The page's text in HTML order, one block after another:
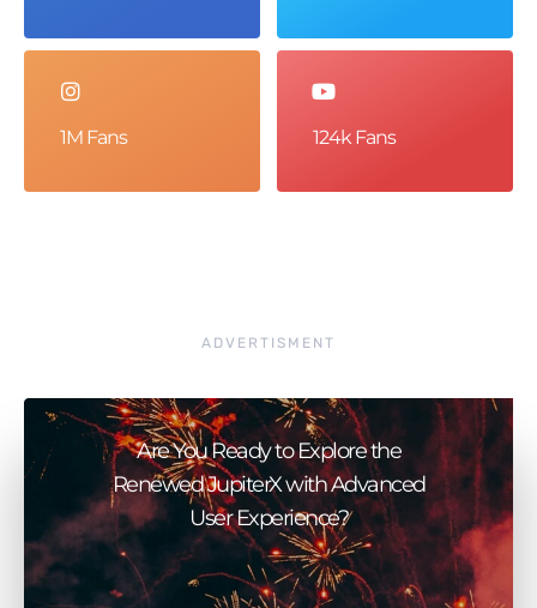
1M Fans 124k Fans
ADVERTISMENT
Are You Ready to Explore the
Renewed JupiterX with Advanced
User Experience?